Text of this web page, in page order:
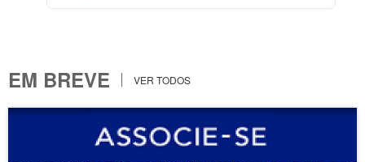
EM BREVE VER TODOS